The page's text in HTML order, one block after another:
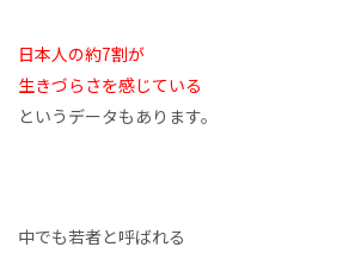
日本人の約7割が
生きづらさを感じている
というデータもあります。
中でも若者と呼ばれる